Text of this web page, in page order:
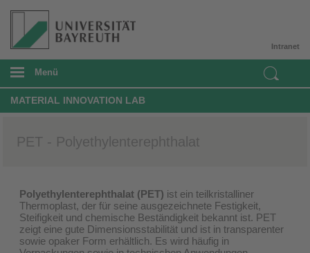
Intranet
Menü
MATERIAL INNOVATION LAB
PET - Polyethylenterephthalat
Polyethylenterephthalat (PET) ist ein teilkristalliner
Thermoplast, der für seine ausgezeichnete Festigkeit,
Steifigkeit und chemische Beständigkeit bekannt ist. PET
zeigt eine gute Dimensionsstabilität und ist in transparenter
sowie opaker Form erhältlich. Es wird häufig in